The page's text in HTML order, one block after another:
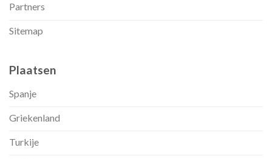
Partners
Sitemap
Plaatsen
Spanje
Griekenland
Turkije